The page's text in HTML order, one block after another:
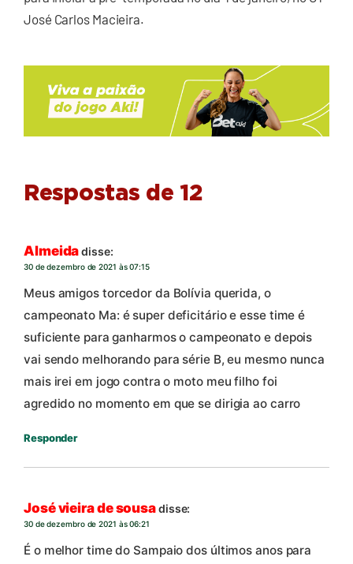
José Carlos Macieira.
Respostas de 12
Almeidadisse:
30 de dezembro de 2021 às 07:15
Meus amigos torcedor da Bolívia querida, o
campeonato Ma: é super deficitário e esse time é
suficiente para ganharmos o campeonato e depois
vai sendo melhorando para série B, eu mesmo nunca
mais irei em jogo contra o moto meu filho foi
agredido no momento em que se dirigia ao carro
Responder
José vieira de sousadisse:
30 de dezembro de 2021 às 06:21
É o melhor time do Sampaio dos últimos anos para